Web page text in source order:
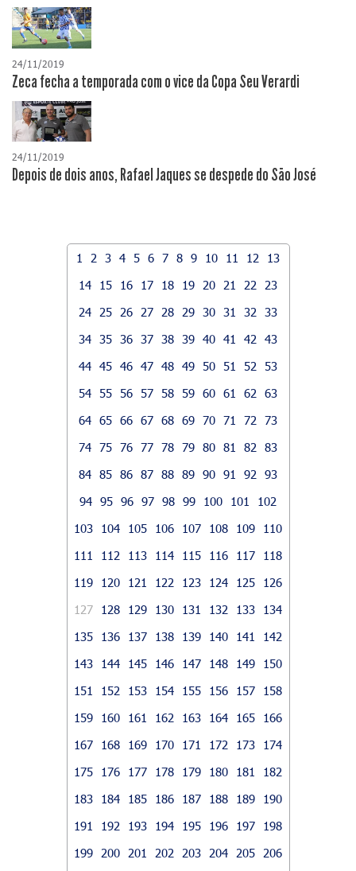
24/11/2019
Zeca fecha a temporada com o vice da Copa Seu Verardi
24/11/2019
Depois de dois anos, Rafael Jaques se despede do São José
1 2 3 4 5 6 7 8 9 10 11 12
13
14
15 16 17 18 19 20 21 22
23
24
25 26 27 28 29 30 31 32
33
34 35 36 37 38 39 40 41 42
43
44 45 46 47 48 49 50 51 52
53
54 55 56 57 58 59 60 61 62
63
64 65 66 67 68 69 70 71 72
73
74 75 76 77 78 79 80 81 82
83
84 85 86 87 88 89 90 91 92
93
94 95 96 97 98 99 100 101
102
103
104 105 106 107 108 109
110
111
112 113 114 115 116 117
118
119
120 121 122 123 124 125
126
127
128 129 130 131 132 133
134
135
136 137 138 139 140 141
142
143
144 145 146 147 148 149
150
151
152 153 154 155 156 157
158
159
160 161 162 163 164 165
166
167
168 169 170 171 172 173
174
175
176 177 178 179 180 181
182
183
184 185 186 187 188 189
190
191
192 193 194 195 196 197
198
199
200 201 202 203 204 205
206